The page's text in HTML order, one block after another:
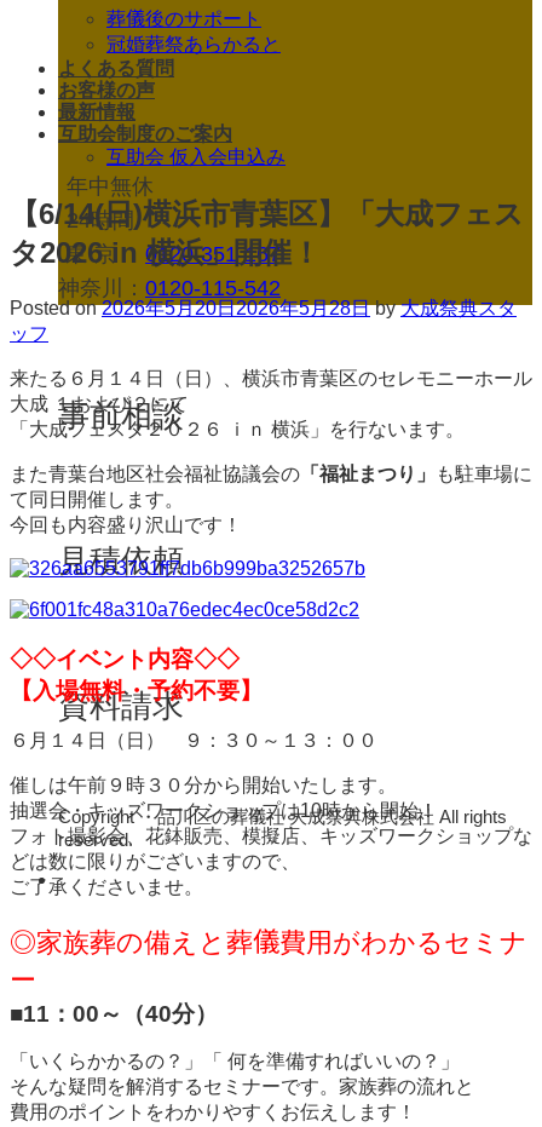
年中無休
24時間
東京：0120-351-167
神奈川： 0120-115-542
事前相談
見積依頼
資料請求
Copyright ・品川区の葬儀社 大成祭典株式会社 All rights
reserved.
葬儀後のサポート
冠婚葬祭あらかると
よくある質問
お客様の声
最新情報
互助会制度のご案内
互助会 仮入会申込み
【6/14(日)横浜市青葉区】「大成フェス
タ2026 in 横浜」開催！
Posted on2026年5月20日2026年5月28日 by大成祭典スタ
ッフ
来たる６月１４日（日）、横浜市青葉区のセレモニーホール
大成 １および２にて
「大成フェスタ２０２６ ｉｎ 横浜」を行ないます。
また青葉台地区社会福祉協議会の 「福祉まつり」
も駐車場に
て同日開催します。
今回も内容盛り沢山です！
◇◇イベント内容◇◇
【入場無料・予約不要】
６月１４日（日） ９：３０～１３：００
催しは午前９時３０分から開始いたします。
抽選会・キッズワークショップは10時から開始！
フォト撮影会、花鉢販売、模擬店、キッズワークショップな
どは数に限りがございますので、
ご了承くださいませ。
◎家族葬の備えと葬儀費用がわかるセミナ
ー
■11：00～（40分）
「いくらかかるの？」「 何を準備すればいいの？」
そんな疑問を解消するセミナーです。家族葬の流れと
費用のポイントをわかりやすくお伝えします！